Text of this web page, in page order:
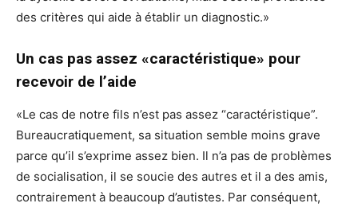
des critères qui aide à établir un diagnostic.»
Un cas pas assez «caractéristique» pour
recevoir de l’aide
«Le cas de notre fils n’est pas assez “caractéristique”.
Bureaucratiquement, sa situation semble moins grave
parce qu’il s’exprime assez bien. Il n’a pas de problèmes
de socialisation, il se soucie des autres et il a des amis,
contrairement à beaucoup d’autistes. Par conséquent,